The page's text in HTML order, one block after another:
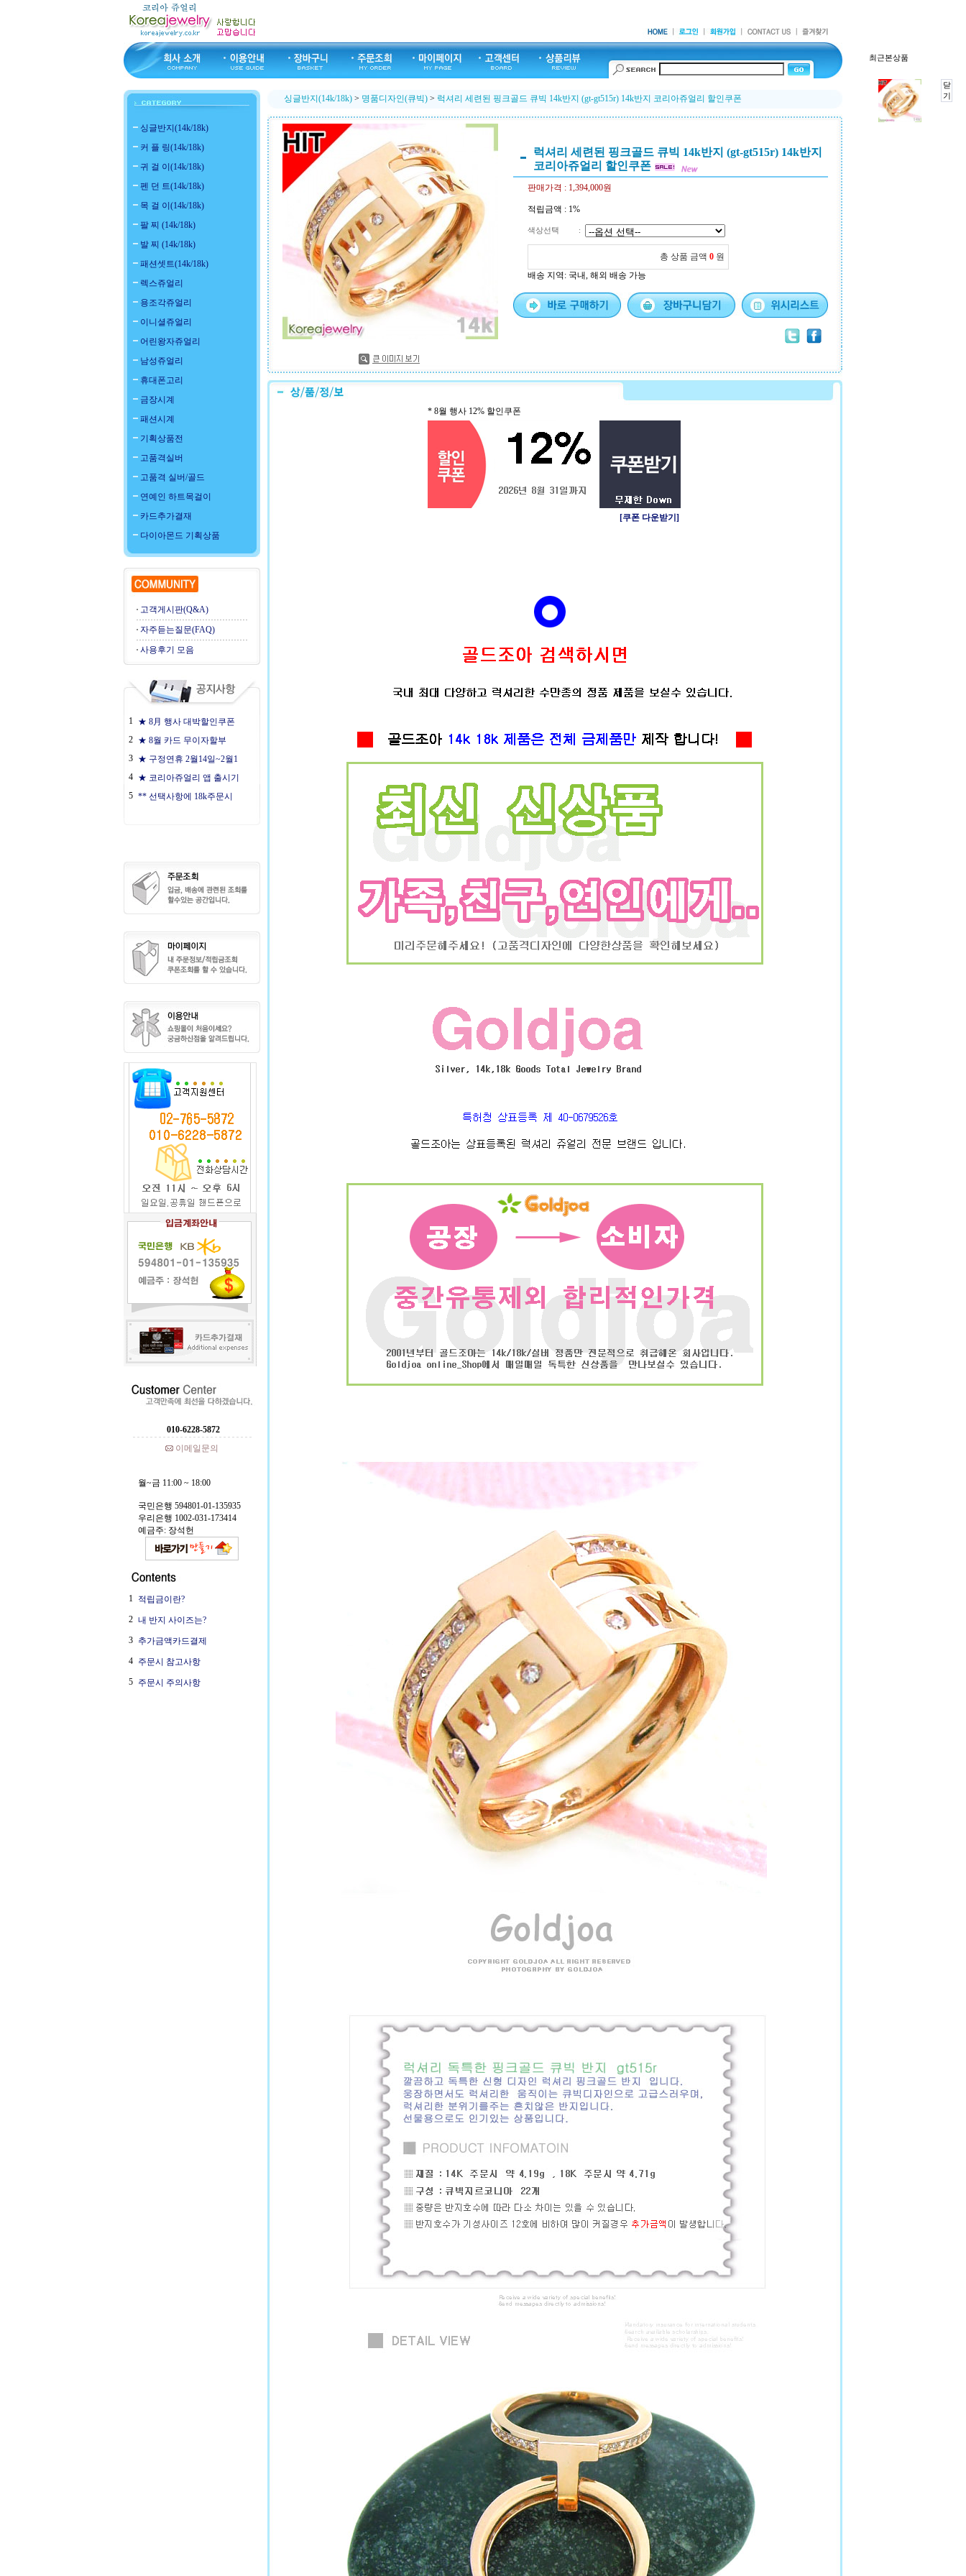
싱글반지(14k/18k)
커 플 링(14k/18k)
귀 걸 이(14k/18k)
펜 던 트(14k/18k)
목 걸 이(14k/18k)
팔 찌 (14k/18k)
발 찌 (14k/18k)
패션셋트(14k/18k)
렉스쥬얼리
용조각쥬얼리
이니셜쥬얼리
어린왕자쥬얼리
남성쥬얼리
휴대폰고리
금장시계
패션시계
기획상품전
고품격실버
고품격 실버/골드
연예인 하트목걸이
카드추가결재
다이아몬드 기획상품
고객게시판(Q&A)
자주듣는질문(FAQ)
사용후기 모음
1 ★ 8月 행사 대박할인쿠폰
2 ★ 8월 카드 무이자할부
3 ★ 구정연휴 2월14일~2월1
4 ★ 코리아쥬얼리 앱 출시기
5 ** 선택사항에 18k주문시
010-6228-5872
이메일문의
월~금 11:00 ~ 18:00
국민은행 594801-01-135935
우리은행 1002-031-173414
예금주: 장석헌
1 적립금이란?
2 내 반지 사이즈는?
3 추가금액카드결제
4 주문시 참고사항
5 주문시 주의사항
싱글반지(14k/18k) > 명품디자인(큐빅) > 럭셔리 세련된 핑크골드 큐빅 14k반지 (gt-gt515r) 14k반지 코리아쥬얼리 할인쿠폰
럭셔리 세련된 핑크골드 큐빅 14k반지 (gt-gt515r) 14k반지
코리아쥬얼리 할인쿠폰
판매가격 : 1,394,000원
적립금액 : 1%
색상선택 :
총 상품 금액 0 원
배송 지역 : 국내, 해외 배송 가능
* 8월 행사 12% 할인쿠폰
[쿠폰 다운받기]
최근본상품
닫
기